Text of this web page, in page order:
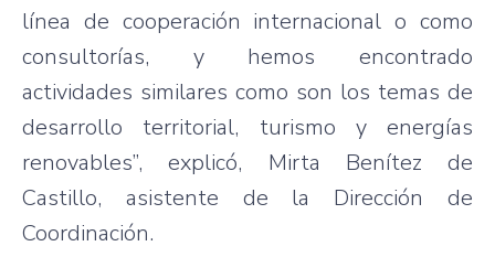
línea de cooperación internacional o como
consultorías, y hemos encontrado
actividades similares como son los temas de
desarrollo territorial, turismo y energías
renovables”, explicó, Mirta Benítez de
Castillo, asistente de la Dirección de
Coordinación.